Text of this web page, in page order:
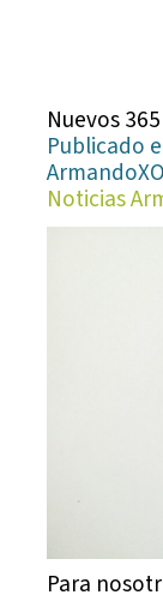
Nuevos 365
Publicado
Noticias
Para